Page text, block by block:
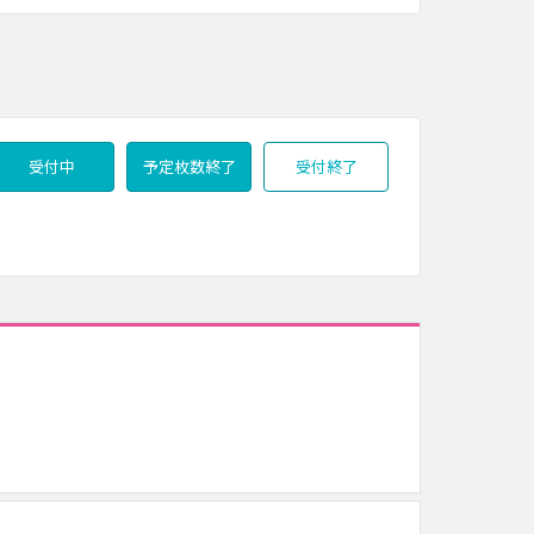
受付中 予定枚数終了 受付終了